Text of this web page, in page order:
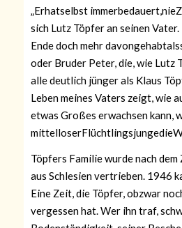
„Erhatselbst
sich Lutz Töpfer an seinen Vater.
Ende doch mehr
oder Bruder Peter, die, wie Lutz
alle deutlich jünger als Klaus
Leben meines Vaters zeigt, wie
etwas Großes erwachsen kann,
Töpfers Familie wurde nach
aus Schlesien vertrieben. 1946
Eine Zeit, die Töpfer, obzwar
vergessen hat. Wer ihn traf,